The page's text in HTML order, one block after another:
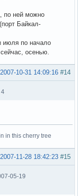
по ней можно
Байкал-
июля по начало
осенью.
#14
2007-10-31 14:09:16
in this cherry tree
#15
2007-11-28 18:42:23
05-19